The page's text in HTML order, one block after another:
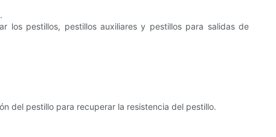
los pestillos, pestillos auxiliares y pestillos para salidas de
del pestillo para recuperar la resistencia del pestillo.